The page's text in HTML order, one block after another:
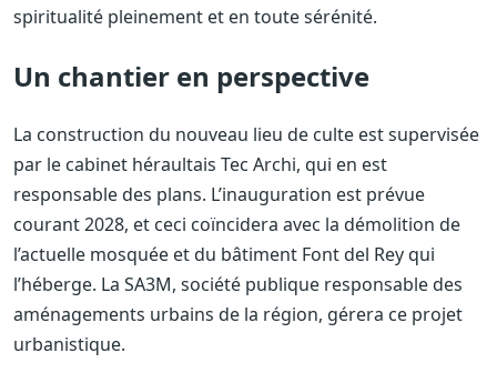
spiritualité pleinement et en toute sérénité.
Un chantier en perspective
La construction du nouveau lieu de culte est supervisée
par le cabinet héraultais Tec Archi, qui en est
responsable des plans. L’inauguration est prévue
courant 2028, et ceci coïncidera avec la démolition de
l’actuelle mosquée et du bâtiment Font del Rey qui
l’héberge. La SA3M, société publique responsable des
aménagements urbains de la région, gérera ce projet
urbanistique.